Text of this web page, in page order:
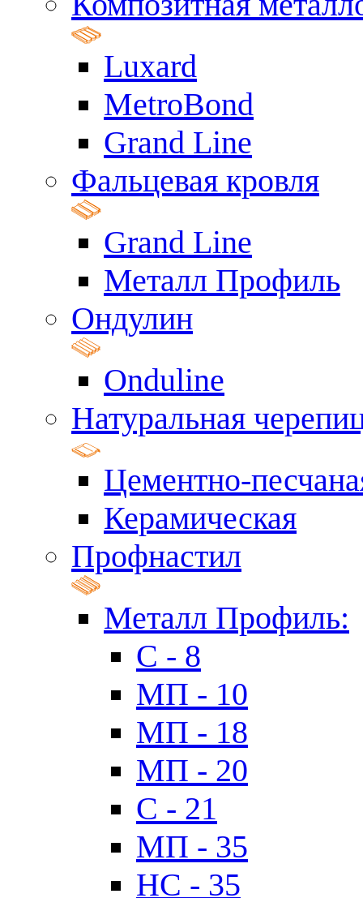
Luxard
MetroBond
Grand Line
Фальцевая кровля
Grand Line
Металл Профиль
Ондулин
Onduline
Натуральная
Цементно-
Керамическая
Профнастил
Металл Профиль:
C - 8
МП - 10
МП - 18
МП - 20
C - 21
МП - 35
HC - 35